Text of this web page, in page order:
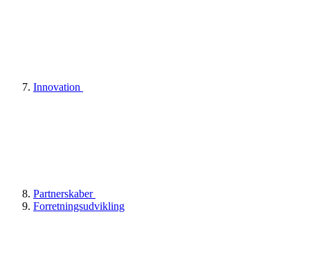
Innovation
Partnerskaber
Forretningsudvikling